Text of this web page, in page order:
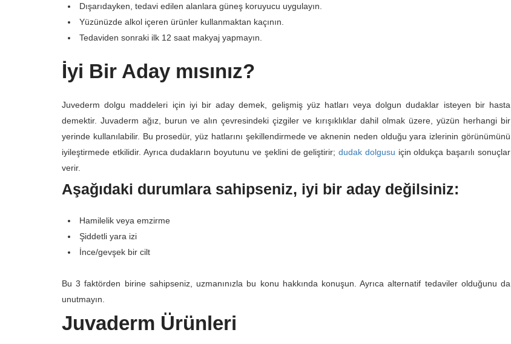
Dışarıdayken, tedavi edilen alanlara güneş koruyucu uygulayın.
Yüzünüzde alkol içeren ürünler kullanmaktan kaçının.
Tedaviden sonraki ilk 12 saat makyaj yapmayın.
İyi Bir Aday mısınız?
Juvederm dolgu maddeleri için iyi bir aday demek, gelişmiş yüz hatları veya dolgun dudaklar isteyen bir hasta
demektir. Juvaderm ağız, burun ve alın çevresindeki çizgiler ve kırışıklıklar dahil olmak üzere, yüzün herhangi bir
yerinde kullanılabilir. Bu prosedür, yüz hatlarını şekillendirmede ve aknenin neden olduğu yara izlerinin görünümünü
iyileştirmede etkilidir. Ayrıca dudakların boyutunu ve şeklini de geliştirir;dudak dolgusu için oldukça başarılı sonuçlar
verir.
Aşağıdaki durumlara sahipseniz, iyi bir aday değilsiniz:
Hamilelik veya emzirme
Şiddetli yara izi
İnce/gevşek bir cilt
Bu 3 faktörden birine sahipseniz, uzmanınızla bu konu hakkında konuşun. Ayrıca alternatif tedaviler olduğunu da
unutmayın.
Juvaderm Ürünleri